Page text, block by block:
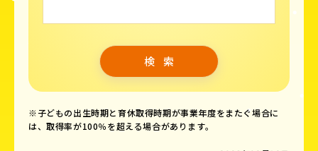
※子どもの出生時期と育休取得時期が事業年度をまたぐ場合に
は、取得率が100％を超える場合があります。